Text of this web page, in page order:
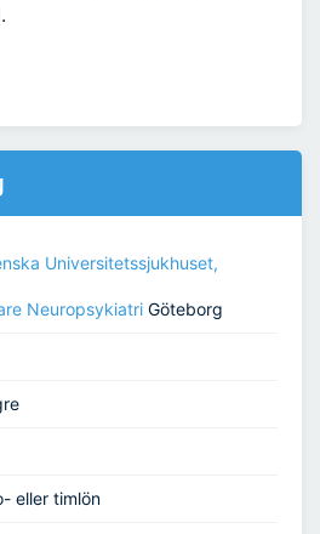
Universitetssjukhuset,
Neuropsykiatri Göteborg
eller timlön